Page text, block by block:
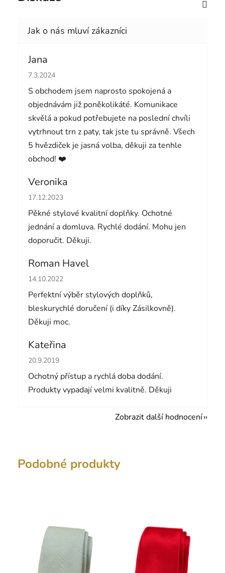
Jana
Hodnocení obchodu je 5 z 5 hvězdiček.
7.3.2024
S obchodem jsem naprosto spokojená a
objednávám již poněkolikáté. Komunikace
skvělá a pokud potřebujete na poslední chvíli
vytrhnout trn z paty, tak jste tu správně. Všech
5 hvězdiček je jasná volba, děkuji za tenhle
obchod! ❤️
Veronika
Hodnocení obchodu je 5 z 5 hvězdiček.
17.12.2023
Pěkné stylové kvalitní doplňky. Ochotné
jednání a domluva. Rychlé dodání. Mohu jen
doporučit. Děkuji.
Roman Havel
Hodnocení obchodu je 5 z 5 hvězdiček.
14.10.2022
Perfektní výběr stylových doplňků,
bleskurychlé doručení (i díky Zásilkovně).
Děkuji moc.
Kateřina
Hodnocení obchodu je 5 z 5 hvězdiček.
20.9.2019
Ochotný přístup a rychlá doba dodání.
Produkty vypadají velmi kvalitně. Děkuji
Zobrazit další hodnocení
Podobné produkty